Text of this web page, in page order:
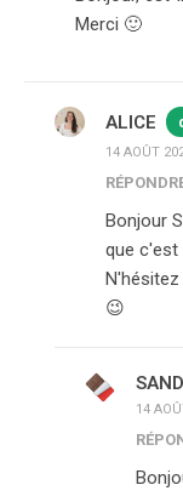
Merci 🙂
ALICE
14 AOÛT
Bonjour
que c'est
😉
14